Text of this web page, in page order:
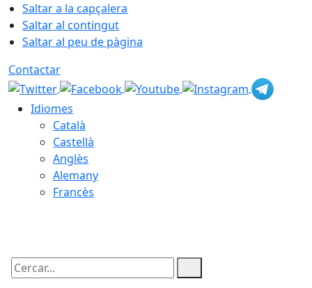
Saltar a la capçalera
Saltar al contingut
Saltar al peu de pàgina
Contactar
Idiomes
Català
Castellà
Anglès
Alemany
Francès
Cercar: